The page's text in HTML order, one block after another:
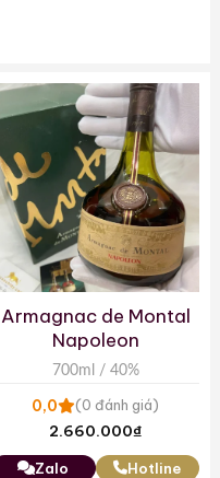
Armagnac de Montal
Napoleon
700ml / 40%
0,0 (0 đánh giá)
2.660.000₫
Zalo Hotline